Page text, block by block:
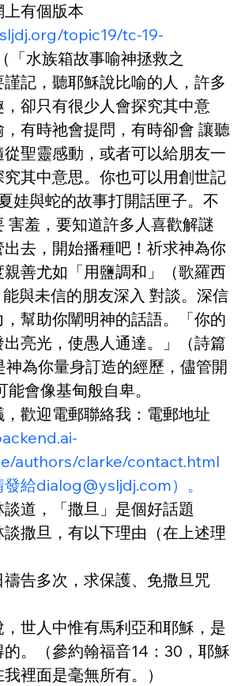
有個版本
topic19/tc-19-
（「水族箱故事喻神拯救之
記，聽耶穌說比喻的人，許多
卻只有很少人會探究其中意
有時祂會提問，有時卻會 讓聽
聖靈感動，或者可以給朋友一
其中意思。你也可以用創世記
娃與蛇的故事打開話匣子。不
害羞，要知道許多人喜歡解謎
去，開始播種吧！祈求神為你
善尤如「用鹽調和」（歌羅西
與未信的朋友深入 對談。深信
幫助你闡明神的話語。「你的
亮光，使愚人通達。」（詩篇
神為你量身訂造的經歷，儘管開
會像基甸般自卑。
歡迎電郵聯絡我：電郵地址
authors/clarke/contact.html
給dialog@ysljdj.com）。
道，「撒旦」是個好話題
撒旦，有以下理由（在上述理
告多次，求保護、免撒旦咒
世人中惟有馬利亞和耶穌，是
。（參約翰福音14：30，耶穌
裡面是毫無所有。）